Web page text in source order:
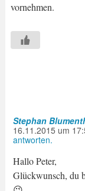
vornehmen.
Stephan
16.11.2015 um
antworten.
Hallo Peter,
Glückwunsch, du